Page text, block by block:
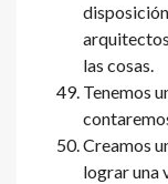
las cosas.
Tenemos
Creamos
lograr una